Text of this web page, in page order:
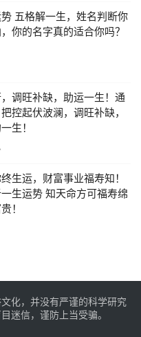
五格解一生，姓名判断你
你的名字真的适合你吗？
调旺补缺，助运一生！通
控起伏波澜，调旺补缺，
生！
生运，财富事业福寿知！
生运势 知天命方可福寿绵
！
化，并没有严谨的科学研究
迷信，谨防上当受骗。